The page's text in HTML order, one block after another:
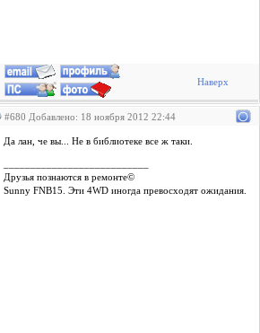
Наверх
#680 Добавлено: 18 ноября 2012 22:44
Да лан, че вы... Не в библиотеке все ж таки.
Друзья познаются в ремонте©
Sunny FNB15. Эти 4WD иногда превосходят ожидания.